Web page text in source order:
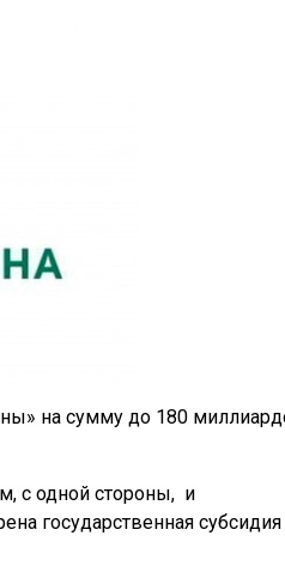
на сумму до 180
с одной стороны, и
государственная субсидия